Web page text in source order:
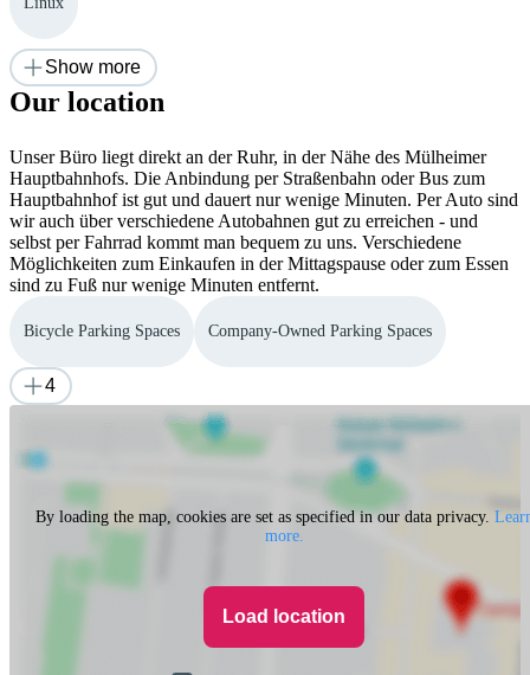
Show more
Our location
Unser Büro liegt direkt an der Ruhr, in der Nähe des Mülheimer
Hauptbahnhofs. Die Anbindung per Straßenbahn oder Bus zum
Hauptbahnhof ist gut und dauert nur wenige Minuten. Per Auto sind
wir auch über verschiedene Autobahnen gut zu erreichen - und
selbst per Fahrrad kommt man bequem zu uns. Verschiedene
Möglichkeiten zum Einkaufen in der Mittagspause oder zum Essen
sind zu Fuß nur wenige Minuten entfernt.
Bicycle Parking Spaces Company-Owned Parking Spaces
4
By loading the map, cookies are set as specified in our data privacy.
more.
Load location